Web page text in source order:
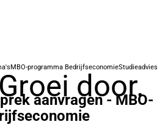
Groei door.
MBO-programma BedrijfseconomieStudieadvies
aanvragen - MBO-